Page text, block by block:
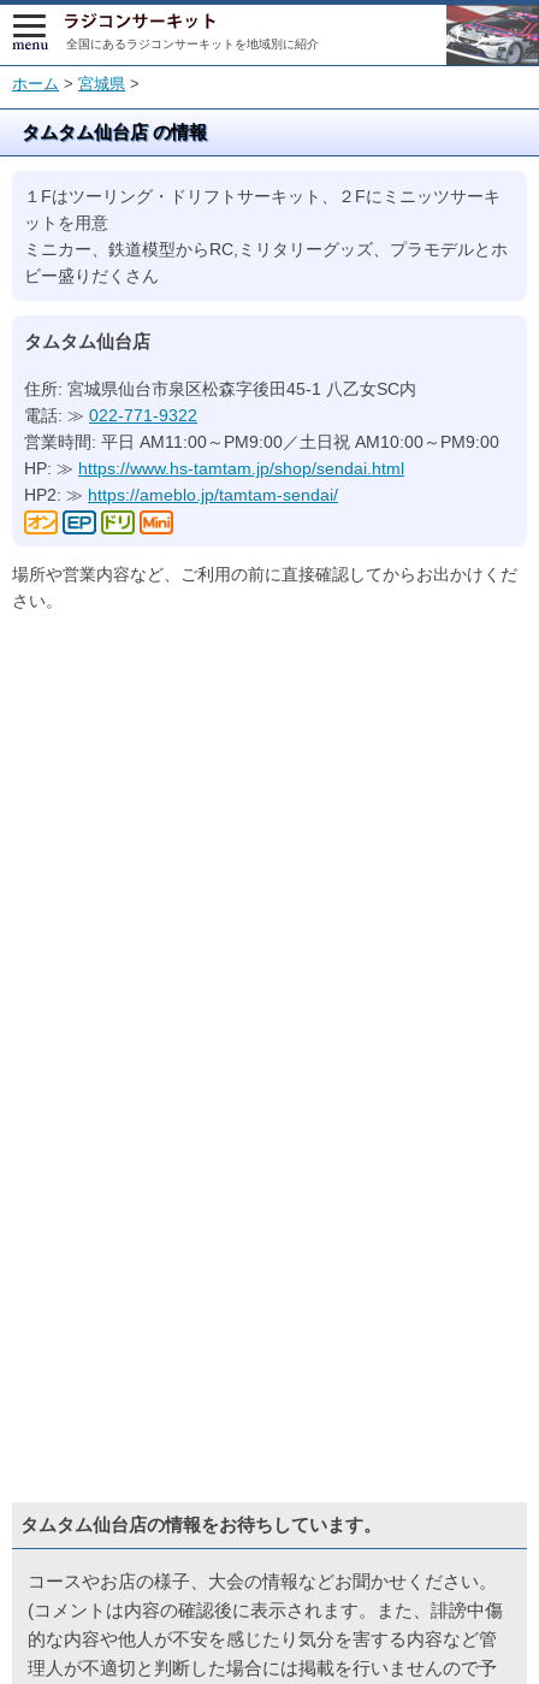
全国にあるラジコンサーキットを地域別に紹介
ホーム > 宮城県 >
タムタム仙台店 の情報
１Fはツーリング・ドリフトサーキット、２Fにミニッツサーキ
ットを用意
ミニカー、鉄道模型からRC,ミリタリーグッズ、プラモデルとホ
ビー盛りだくさん
タムタム仙台店
住所: 宮城県仙台市泉区松森字後田45-1 八乙女SC内
電話: ≫ 022-771-9322
営業時間: 平日 AM11:00～PM9:00／土日祝 AM10:00～PM9:00
HP: ≫ https://www.hs-tamtam.jp/shop/sendai.html
HP2: ≫ https://ameblo.jp/tamtam-sendai/
場所や営業内容など、ご利用の前に直接確認してからお出かけくだ
さい。
タムタム仙台店の情報をお待ちしています。
コースやお店の様子、大会の情報などお聞かせください。
(コメントは内容の確認後に表示されます。また、誹謗中傷
的な内容や他人が不安を感じたり気分を害する内容など管
理人が不適切と判断した場合には掲載を行いませんので予